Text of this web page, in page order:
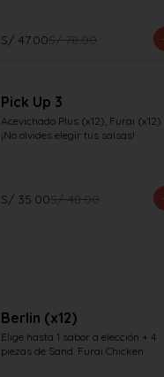
S/ 47.00S/ 78.00
Pick Up 3
Acevichado Plus (x12), Furai (x12)
¡No olvides elegir tus salsas!
S/ 35.00S/ 48.00
Berlin (x12)
Elige hasta 1 sabor a elección + 4
piezas de Sand. Furai Chicken